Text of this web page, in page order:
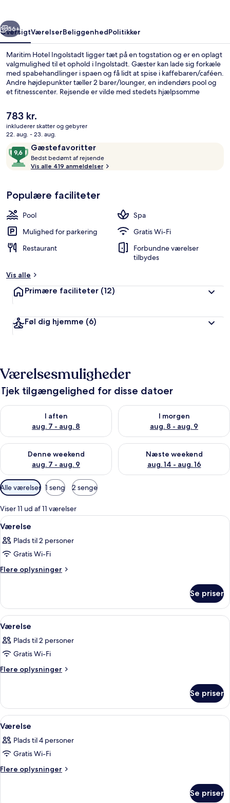
Næste
56+
OversigtVærelserBeliggenhedPolitikker
Maritim Hotel Ingolstadt ligger tæt på en togstation og er en oplagt
valgmulighed til et ophold i Ingolstadt. Gæster kan lade sig forkæle
med spabehandlinger i spaen og få lidt at spise i kaffebaren/caféen.
Andre højdepunkter tæller 2 barer/lounger, en indendørs pool og
et fitnesscenter. Rejsende er vilde med stedets hjælpsomme
Den
nuværende
pris
783 kr.
783 kr.
inkluderer skatter og gebyrer
22. aug. - 23. aug.
AnmeldelserGæstefavoritter
9,6
ud
af
Gæstefavoritter
Bedst bedømt af rejsende
e
f
e
e
Vis alle 419 anmeldelser
Populære faciliteter
Pool
Spa
Mulighed for parkering
Gratis Wi-Fi
Restaurant
Forbundne værelser
tilbydes
Vis alle
Primære faciliteter (12)
Føl dig hjemme (6)
Værelsesmuligheder
Tjek tilgængelighed for disse datoer
I aften
aug. 7 - aug. 8
Tjek tilgængelighed for i aften aug. 7 - aug. 8
I morgen
aug. 8 - aug. 9
Tjek tilgængelighed for i
Denne weekend
aug. 7 - aug. 9
Tjek tilgængelighed for denne weekend aug. 7 - aug. 9
Næste weekend
aug. 14 - aug. 16
Tjek tilgængelighed for næste
Tilgængelige
filtre
for
værelser
Alle værelser 1 seng 2 senge
Viser 11 ud af 11 værelser
Indlæs
alle
billeder
af
Værelse
Et hotelværelse med en stor seng,
11
Værelse
Plads til 2 personer
Gratis Wi-Fi
Flere oplysninger
Flere
Se priser
Indlæs
alle
billeder
af
Værelse
Et hotelværelse med en stor seng,
11
Værelse
Plads til 2 personer
Gratis Wi-Fi
Flere oplysninger
Flere
Se priser
Indlæs
alle
billeder
af
Værelse
Et hotelværelse med en stor seng,
13
Værelse
Plads til 4 personer
Gratis Wi-Fi
Flere oplysninger
Flere
Se priser